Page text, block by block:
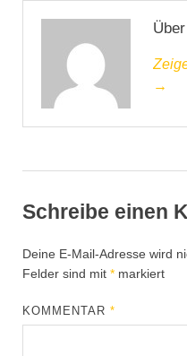
→
Schreibe einen
Deine E-Mail-Adresse wird
Felder sind mit * markiert
KOMMENTAR*